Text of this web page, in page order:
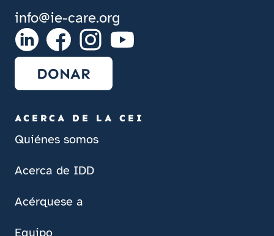
info@ie-care.org
DONAR
ACERCA DE LA CEI
Quiénes somos
Acerca de IDD
Acérquese a
Equipo